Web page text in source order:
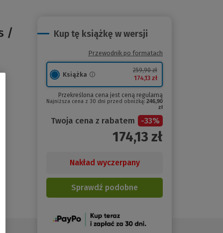
/
Kup tę książkę w wersji
Przewodnik po formatach
Książka
259,90 zł
174,13 zł
Przekreślona cena jest ceną regularną
Najniższa cena z 30 dni przed obniżką: 246,90
zł
Twoja cena z rabatem -33%
174,13 zł
Nakład wyczerpany
Sprawdź podobne
(Nowe